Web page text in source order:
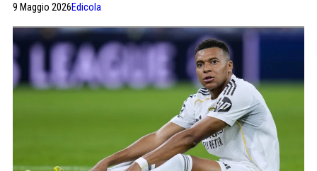
Aveva guidato l’Inter a uno storico Triplete, coronato
dall’eliminazione del Barcellona in semifinale di
Champions League. Aveva detto: 'Io sono José, coi miei
pregi e coi miei difetti'." Oggi Florentino ha bisogno della
sua autorità
9 Maggio 2026Edicola